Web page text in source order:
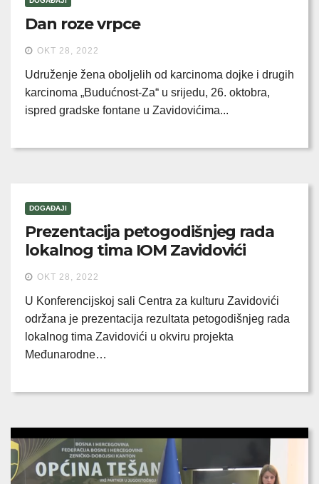
Dan roze vrpce
OKT 28, 2022
Udruženje žena oboljelih od karcinoma dojke i drugih
karcinoma „Budućnost-Za“ u srijedu, 26. oktobra,
ispred gradske fontane u Zavidovićima...
DOGAĐAJI
Prezentacija petogodišnjeg rada
lokalnog tima IOM Zavidovići
OKT 28, 2022
U Konferencijskoj sali Centra za kulturu Zavidovići
održana je prezentacija rezultata petogodišnjeg rada
lokalnog tima Zavidovići u okviru projekta
Međunarodne…